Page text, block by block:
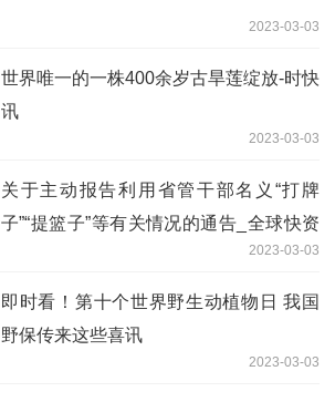
2023-03-03
世界唯一的一株400余岁古旱莲绽放-时快
讯
2023-03-03
关于主动报告利用省管干部名义“打牌
子”“提篮子”等有关情况的通告_全球快资
2023-03-03
即时看！第十个世界野生动植物日 我国
野保传来这些喜讯
2023-03-03